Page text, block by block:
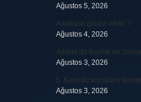
Ağustos 5, 2026
Avarların görevi nedir ?
Ağustos 4, 2026
Adana’da kuyruk ne
Ağustos 3, 2026
5. Kolordu komutanı
Ağustos 3, 2026